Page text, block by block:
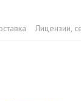
Лицензии,